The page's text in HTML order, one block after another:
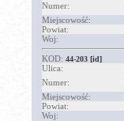
Numer:
Miejscowość:
Powiat:
Woj:
KOD: 44-203 [id]
Ulica:
Numer:
Miejscowość:
Powiat:
Woj: